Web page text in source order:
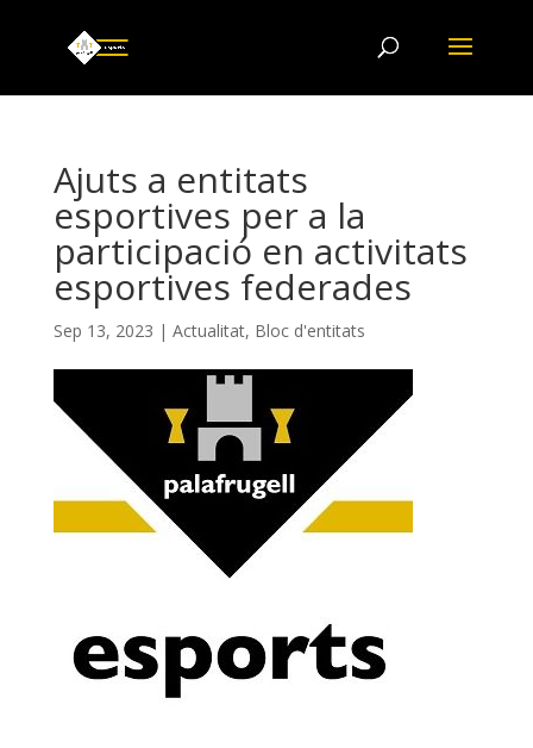
Ajuts a entitats
esportives per a la
participació en activitats
esportives federades
Sep 13, 2023 | Actualitat, Bloc d'entitats